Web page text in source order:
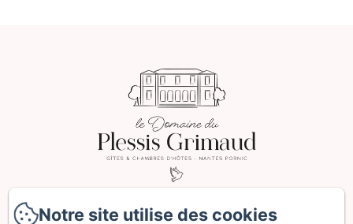
2 Le Plessis Grimaud, Saint-Viaud
Notre site utilise des cookies
Notre site utilise des cookies